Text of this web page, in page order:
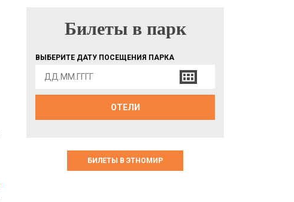
БИЛЕТЫ В ПАРК
Билеты в парк
ВЫБЕРИТЕ ДАТУ ПОСЕЩЕНИЯ ПАРКА
ОТЕЛИ
БИЛЕТЫ В ЭТНОМИР